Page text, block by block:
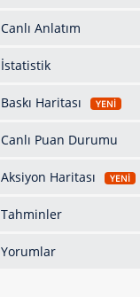
Canlı Anlatım
İstatistik
Baskı Haritası YENİ
Canlı Puan Durumu
Aksiyon Haritası YENİ
Tahminler
Yorumlar